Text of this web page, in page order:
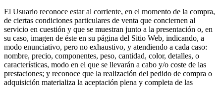
El Usuario reconoce estar al corriente, en el momento de la compra,
de ciertas condiciones particulares de venta que conciernen al
servicio en cuestión y que se muestran junto a la presentación o, en
su caso, imagen de éste en su página del Sitio Web, indicando, a
modo enunciativo, pero no exhaustivo, y atendiendo a cada caso:
nombre, precio, componentes, peso, cantidad, color, detalles, o
características, modo en el que se llevarán a cabo y/o coste de las
prestaciones; y reconoce que la realización del pedido de compra o
adquisición materializa la aceptación plena y completa de las